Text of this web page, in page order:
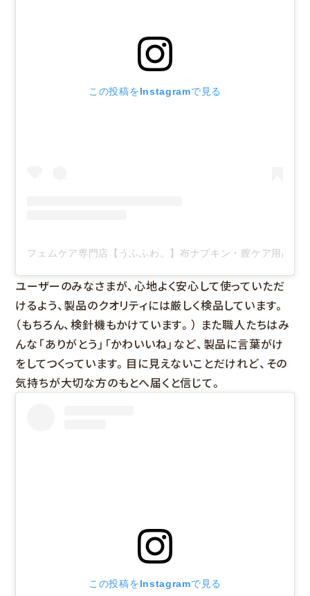
この投稿をInstagramで見る
フェムケア専門店【うふふわ。】布ナプキン・膣ケア用品
ユーザーのみなさまが、心地よく安心して使っていただ
けるよう、製品のクオリティには厳しく検品しています。
（もちろん、検針機もかけています。） また職人たちはみ
んな「ありがとう」「かわいいね」など、製品に言葉がけ
をしてつくっています。目に見えないことだけれど、その
気持ちが大切な方のもとへ届くと信じて。
この投稿をInstagramで見る